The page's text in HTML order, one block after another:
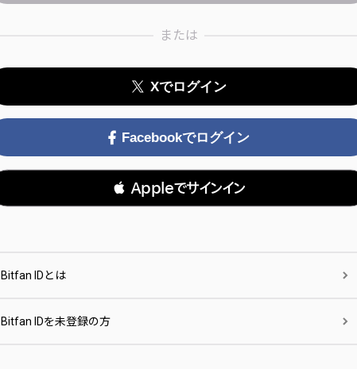
または
Xでログイン
Facebookでログイン
 Appleでサインイン
Bitfan IDとは
Bitfan IDを未登録の方